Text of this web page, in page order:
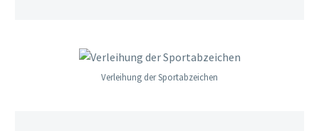
Verleihung der Sportabzeichen